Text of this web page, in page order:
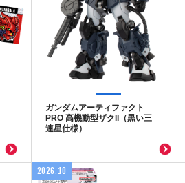
ガンダムアーティファクト
PRO 高機動型ザクII（黒い三
連星仕様）
2026.10